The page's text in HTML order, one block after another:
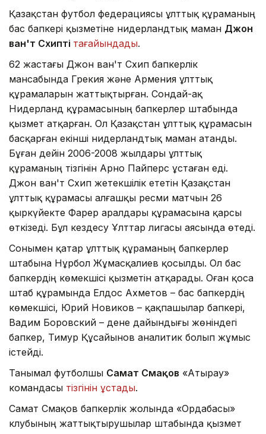
Қазақстан футбол федерациясы ұлттық құраманың
бас бапкері қызметіне нидерландтық маман Джон
ван'т Схипті тағайындады.
62 жастағы Джон ван'т Схип бапкерлік
мансабында Грекия және Армения ұлттық
құрамаларын жаттықтырған. Сондай-ақ
Нидерланд құрамасының бапкерлер штабында
қызмет атқарған. Ол Қазақстан ұлттық құрамасын
басқарған екінші нидерландтық маман атанды.
Бұған дейін 2006-2008 жылдары ұлттық
құраманың тізгінін Арно Пайперс ұстаған еді.
Джон ван'т Схип жетекшілік ететін Қазақстан
ұлттық құрамасы алғашқы ресми матчын 26
қыркүйекте Фарер аралдары құрамасына қарсы
өткізеді. Бұл кездесу Ұлттар лигасы аясында өтеді.
Сонымен қатар ұлттық құраманың бапкерлер
штабына Нұрбол Жұмасқалиев қосылды. Ол бас
бапкердің көмекшісі қызметін атқарады. Оған қоса
штаб құрамында Елдос Ахметов – бас бапкердің
көмекшісі, Юрий Новиков – қақпашылар бапкері,
Вадим Боровский – дене дайындығы жөніндегі
бапкер, Тимур Құсайынов аналитик болып жұмыс
істейді.
Танымал футболшы Самат Смақов «Атырау»
командасы тізгінін ұстады.
Самат Смақов бапкерлік жолында «Ордабасы»
клубының жаттықтырушылар штабында қызмет